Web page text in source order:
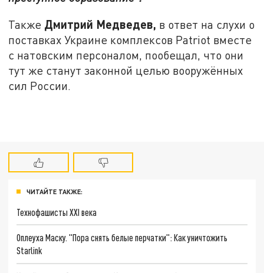
Также Дмитрий Медведев, в ответ на слухи о
поставках Украине комплексов Patriot вместе
с натовским персоналом, пообещал, что они
тут же станут законной целью вооружённых
сил России.
ЧИТАЙТЕ ТАКЖЕ:
Технофашисты XXI века
Оплеуха Маску. "Пора снять белые перчатки": Как уничтожить
Starlink